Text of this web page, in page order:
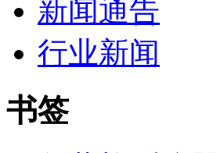
新闻通告
行业新闻
书签